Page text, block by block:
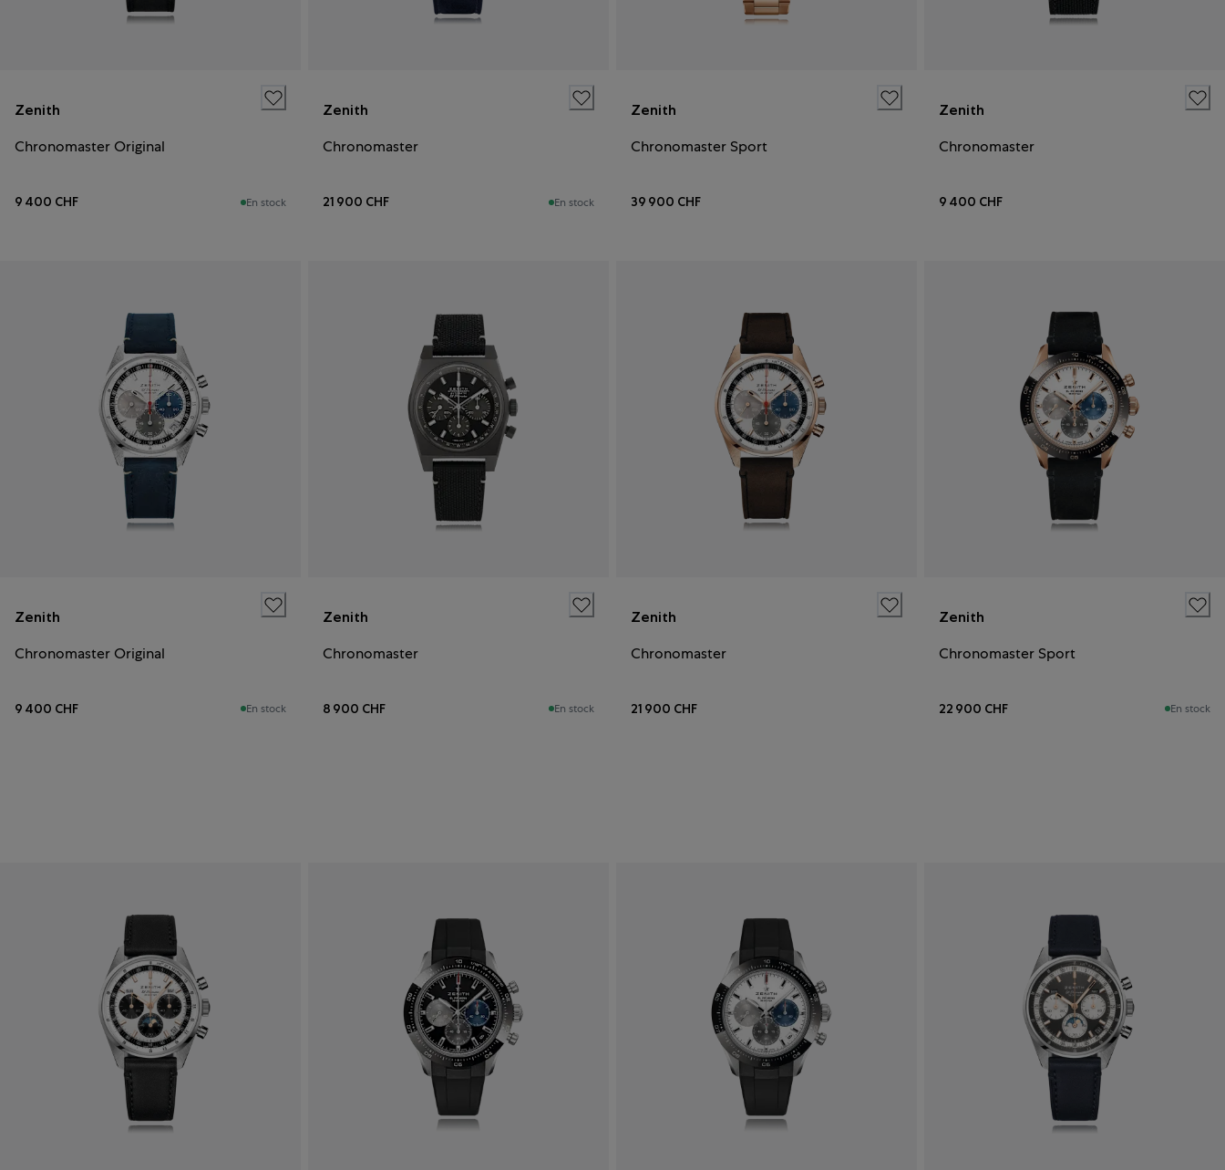
Zenith
Chronomaster Original
9 400 CHF En stock
Zenith
Chronomaster
21 900 CHF En stock
Zenith
Chronomaster Sport
39 900 CHF
Zenith
Chronomaster
9 400 CHF
Zenith
Chronomaster Original
9 400 CHF En stock
Zenith
Chronomaster
8 900 CHF En stock
Zenith
Chronomaster
21 900 CHF
Zenith
Chronomaster Sport
22 900 CHF En stock